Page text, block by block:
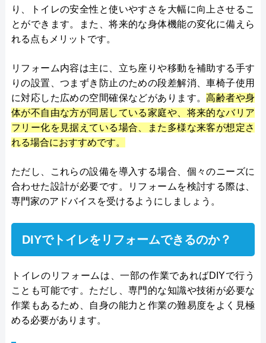
り、トイレの安全性と使いやすさを大幅に向上させるこ
とができます。また、将来的な身体機能の変化に備えら
れる点もメリットです。
リフォーム内容は主に、立ち座りや移動を補助する手す
りの設置、つまずき防止のための段差解消、車椅子使用
に対応した広めの空間確保などがあります。高齢者や身
体が不自由な方が同居している家庭や、将来的なバリア
フリー化を見据えている場合、また多様な来客が想定さ
れる場合におすすめです。
ただし、これらの設備を導入する場合、個々のニーズに
合わせた設計が必要です。リフォームを検討する際は、
専門家のアドバイスを受けるようにしましょう。
DIYでトイレをリフォームできるのか？
トイレのリフォームは、一部の作業であればDIYで行う
ことも可能です。ただし、専門的な知識や技術が必要な
作業もあるため、自身の能力と作業の難易度をよく見極
める必要があります。